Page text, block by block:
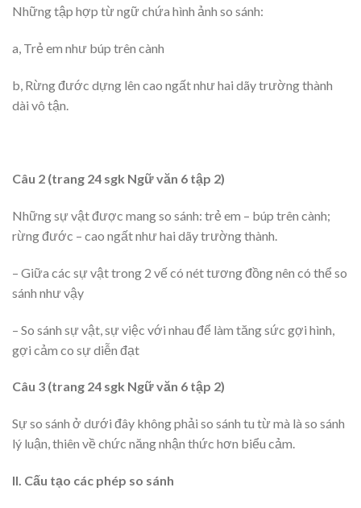
Những tập hợp từ ngữ chứa hình ảnh so sánh:
a, Trẻ em như búp trên cành
b, Rừng đước dựng lên cao ngất như hai dãy trường thành
dài vô tận.
Câu 2 (trang 24 sgk Ngữ văn 6 tập 2)
Những sự vật được mang so sánh: trẻ em – búp trên cành;
rừng đước – cao ngất như hai dãy trường thành.
– Giữa các sự vật trong 2 vế có nét tương đồng nên có thể so
sánh như vậy
– So sánh sự vật, sự việc với nhau để làm tăng sức gợi hình,
gợi cảm co sự diễn đạt
Câu 3 (trang 24 sgk Ngữ văn 6 tập 2)
Sự so sánh ở dưới đây không phải so sánh tu từ mà là so sánh
lý luận, thiên về chức năng nhận thức hơn biểu cảm.
II. Cấu tạo các phép so sánh